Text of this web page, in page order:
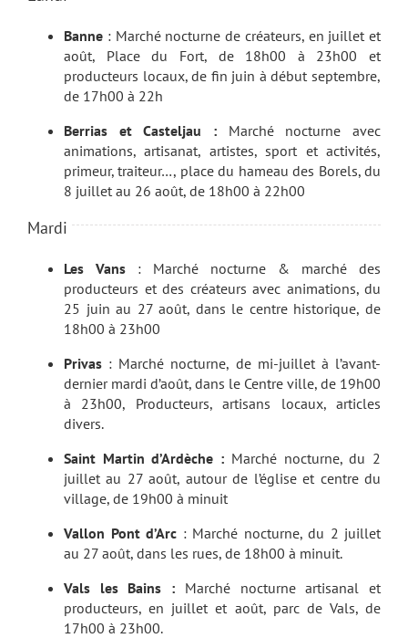
Banne : Marché nocturne de créateurs, en juillet et
août, Place du Fort, de 18h00 à 23h00 et
producteurs locaux, de fin juin à début septembre,
de 17h00 à 22h
Berrias et Casteljau : Marché nocturne avec
animations, artisanat, artistes, sport et activités,
primeur, traiteur…, place du hameau des Borels, du
8 juillet au 26 août, de 18h00 à 22h00
Mardi
Les Vans : Marché nocturne & marché des
producteurs et des créateurs avec animations, du
25 juin au 27 août, dans le centre historique, de
18h00 à 23h00
Privas : Marché nocturne, de mi-juillet à l’avant-
dernier mardi d’août, dans le Centre ville, de 19h00
à 23h00, Producteurs, artisans locaux, articles
divers.
Saint Martin d’Ardèche : Marché nocturne, du 2
juillet au 27 août, autour de l’église et centre du
village, de 19h00 à minuit
Vallon Pont d’Arc : Marché nocturne, du 2 juillet
au 27 août, dans les rues, de 18h00 à minuit.
Vals les Bains : Marché nocturne artisanal et
producteurs, en juillet et août, parc de Vals, de
17h00 à 23h00.